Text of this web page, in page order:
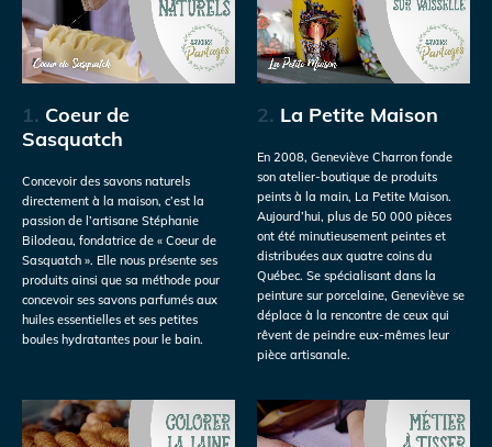
1. Coeur de
Sasquatch
Concevoir des savons naturels
directement à la maison, c’est la
passion de l’artisane Stéphanie
Bilodeau, fondatrice de « Coeur de
Sasquatch ». Elle nous présente ses
produits ainsi que sa méthode pour
concevoir ses savons parfumés aux
huiles essentielles et ses petites
boules hydratantes pour le bain.
2. La Petite Maison
En 2008, Geneviève Charron fonde
son atelier-boutique de produits
peints à la main, La Petite Maison.
Aujourd’hui, plus de 50 000 pièces
ont été minutieusement peintes et
distribuées aux quatre coins du
Québec. Se spécialisant dans la
peinture sur porcelaine, Geneviève se
déplace à la rencontre de ceux qui
rêvent de peindre eux-mêmes leur
pièce artisanale.